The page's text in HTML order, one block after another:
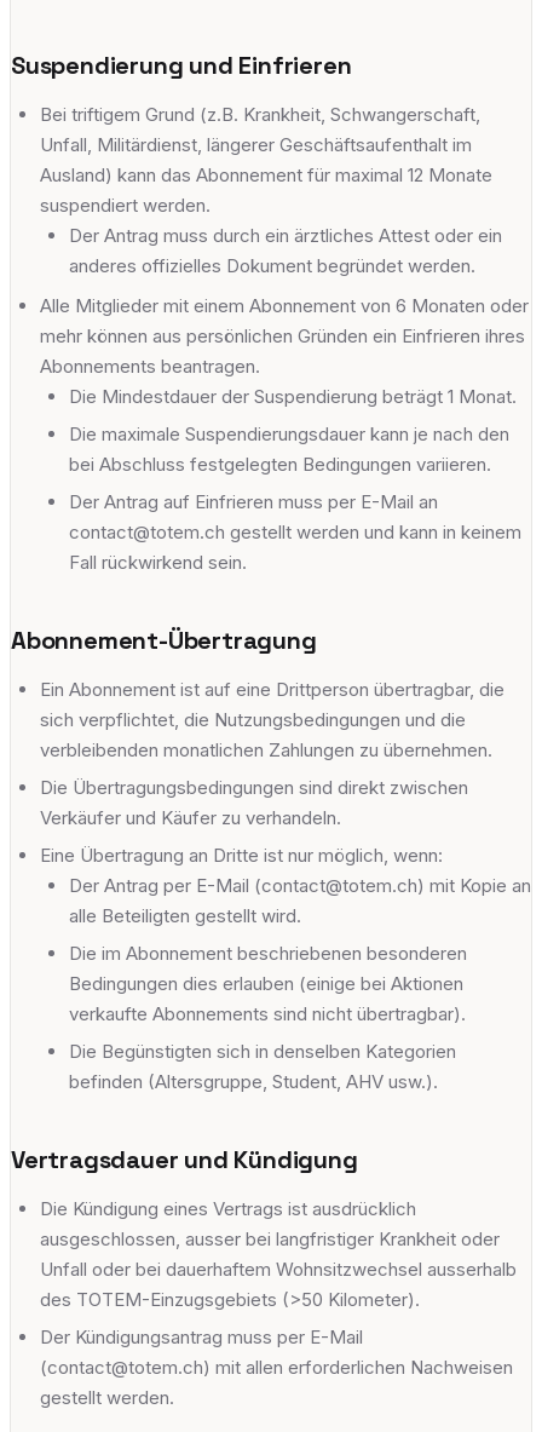
Suspendierung und Einfrieren
Bei triftigem Grund (z.B. Krankheit, Schwangerschaft,
Unfall, Militärdienst, längerer Geschäftsaufenthalt im
Ausland) kann das Abonnement für maximal 12 Monate
suspendiert werden.
Der Antrag muss durch ein ärztliches Attest oder ein
anderes offizielles Dokument begründet werden.
Alle Mitglieder mit einem Abonnement von 6 Monaten oder
mehr können aus persönlichen Gründen ein Einfrieren ihres
Abonnements beantragen.
Die Mindestdauer der Suspendierung beträgt 1 Monat.
Die maximale Suspendierungsdauer kann je nach den
bei Abschluss festgelegten Bedingungen variieren.
Der Antrag auf Einfrieren muss per E-Mail an
contact@totem.ch gestellt werden und kann in keinem
Fall rückwirkend sein.
Abonnement-Übertragung
Ein Abonnement ist auf eine Drittperson übertragbar, die
sich verpflichtet, die Nutzungsbedingungen und die
verbleibenden monatlichen Zahlungen zu übernehmen.
Die Übertragungsbedingungen sind direkt zwischen
Verkäufer und Käufer zu verhandeln.
Eine Übertragung an Dritte ist nur möglich, wenn:
Der Antrag per E-Mail (contact@totem.ch) mit Kopie an
alle Beteiligten gestellt wird.
Die im Abonnement beschriebenen besonderen
Bedingungen dies erlauben (einige bei Aktionen
verkaufte Abonnements sind nicht übertragbar).
Die Begünstigten sich in denselben Kategorien
befinden (Altersgruppe, Student, AHV usw.).
Vertragsdauer und Kündigung
Die Kündigung eines Vertrags ist ausdrücklich
ausgeschlossen, ausser bei langfristiger Krankheit oder
Unfall oder bei dauerhaftem Wohnsitzwechsel ausserhalb
des TOTEM-Einzugsgebiets (>50 Kilometer).
Der Kündigungsantrag muss per E-Mail
(contact@totem.ch) mit allen erforderlichen Nachweisen
gestellt werden.